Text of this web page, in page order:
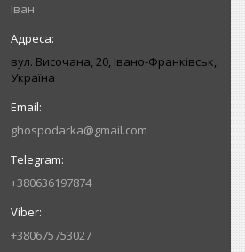
Іван
вул. Височана, 20, Івано-Франківськ,
Україна
ghospodarka@gmail.com
+380636197874
+380675753027